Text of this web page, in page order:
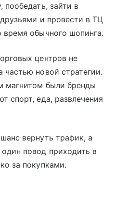
пообедать, зайти в
и провести в ТЦ
обычного шопинга.
центров не
новой стратегии.
магнитом были бренды
спорт, еда, развлечения
вернуть трафик, а
повод приходить в
за покупками.